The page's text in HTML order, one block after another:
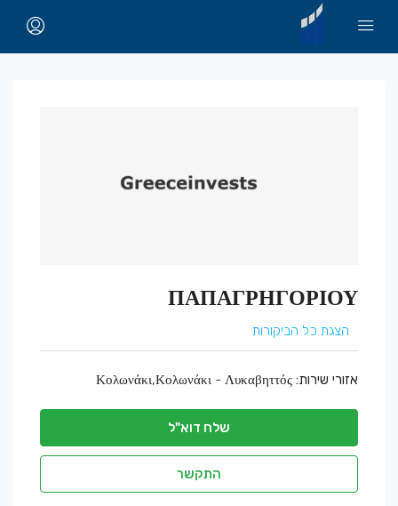
ΠΑΠΑΓΡΗΓΟΡΙΟΥ
הצגת כל הביקורות
אזורי שירות:
שלח דוא"ל
התקשר